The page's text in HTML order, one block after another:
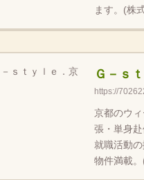
ます。(株
Ｇ－ｓ
https://
京都のウ
張・単身
就職活動
物件満載